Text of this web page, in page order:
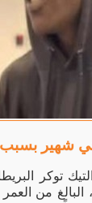
شهير
توكر